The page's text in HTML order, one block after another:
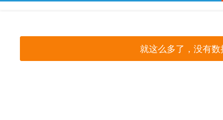
就这么多了，没有数